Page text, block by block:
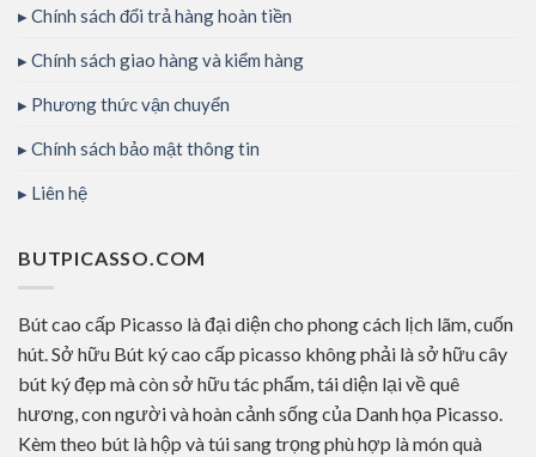
Chính sách đổi trả hàng hoàn tiền
Chính sách giao hàng và kiểm hàng
Phương thức vận chuyển
Chính sách bảo mật thông tin
Liên hệ
BUTPICASSO.COM
Bút cao cấp Picasso là đại diện cho phong cách lịch lãm, cuốn
hút. Sở hữu Bút ký cao cấp picasso không phải là sở hữu cây
bút ký đẹp mà còn sở hữu tác phẩm, tái diện lại về quê
hương, con người và hoàn cảnh sống của Danh họa Picasso.
Kèm theo bút là hộp và túi sang trọng phù hợp là món quà